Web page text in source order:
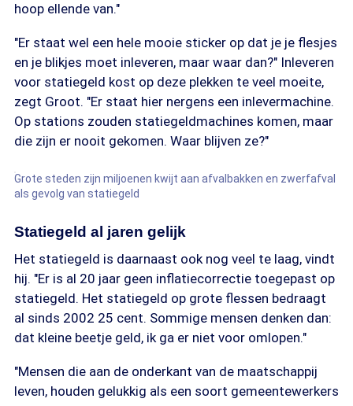
hoop ellende van."
"Er staat wel een hele mooie sticker op dat je je flesjes
en je blikjes moet inleveren, maar waar dan?" Inleveren
voor statiegeld kost op deze plekken te veel moeite,
zegt Groot. "Er staat hier nergens een inlevermachine.
Op stations zouden statiegeldmachines komen, maar
die zijn er nooit gekomen. Waar blijven ze?"
Grote steden zijn miljoenen kwijt aan afvalbakken en zwerfafval
als gevolg van statiegeld
Statiegeld al jaren gelijk
Het statiegeld is daarnaast ook nog veel te laag, vindt
hij. "Er is al 20 jaar geen inflatiecorrectie toegepast op
statiegeld. Het statiegeld op grote flessen bedraagt
al sinds 2002 25 cent. Sommige mensen denken dan:
dat kleine beetje geld, ik ga er niet voor omlopen."
"Mensen die aan de onderkant van de maatschappij
leven, houden gelukkig als een soort gemeentewerkers